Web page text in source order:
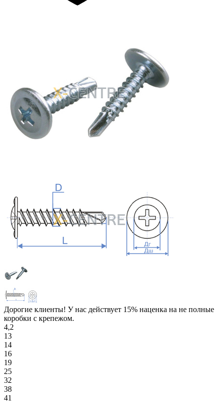
Дорогие клиенты! У нас действует 15% наценка на не полные
коробки с крепежом.
4,2
13
14
16
19
25
32
38
41